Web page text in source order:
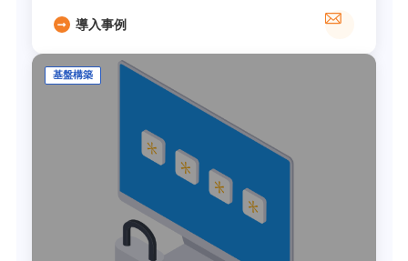
導入事例
基盤構築